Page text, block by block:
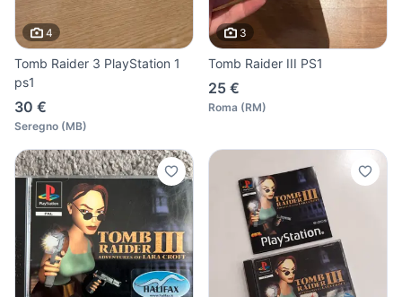
4
Tomb Raider 3 PlayStation 1
ps1
30 €
Seregno (MB)
3
Tomb Raider III PS1
25 €
Roma (RM)